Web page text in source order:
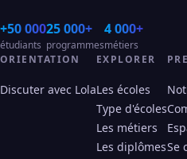
+50 000
étudiants
25 000+
programmes
4 000+
métiers
ORIENTATION
Discuter avec Lola
EXPLORER
Les écoles
Type d'écoles
Les métiers
Les diplômesSe